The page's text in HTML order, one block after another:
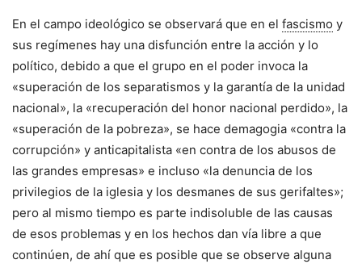
En el campo ideológico se observará que en el fascismo y
sus regímenes hay una disfunción entre la acción y lo
político, debido a que el grupo en el poder invoca la
«superación de los separatismos y la garantía de la unidad
nacional», la «recuperación del honor nacional perdido», la
«superación de la pobreza», se hace demagogia «contra la
corrupción» y anticapitalista «en contra de los abusos de
las grandes empresas» e incluso «la denuncia de los
privilegios de la iglesia y los desmanes de sus gerifaltes»;
pero al mismo tiempo es parte indisoluble de las causas
de esos problemas y en los hechos dan vía libre a que
continúen, de ahí que es posible que se observe alguna